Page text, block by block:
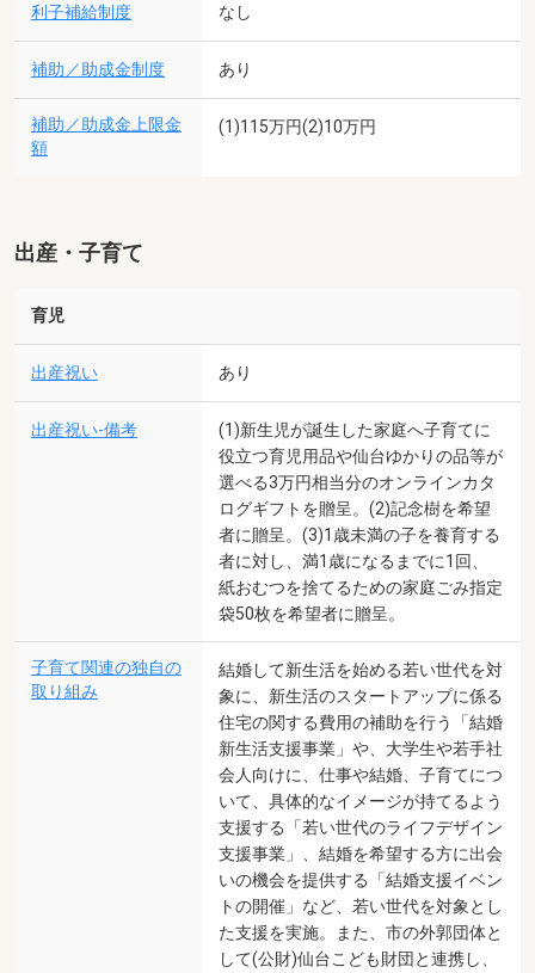
利子補給制度 なし
補助／助成金制度 あり
補助／助成金上限金
額
(1)115万円(2)10万円
出産・子育て
育児
出産祝い あり
出産祝い-備考
(1)新生児が誕生した家庭へ子育てに
役立つ育児用品や仙台ゆかりの品等が
選べる3万円相当分のオンラインカタ
ログギフトを贈呈。(2)記念樹を希望
者に贈呈。(3)1歳未満の子を養育する
者に対し、満1歳になるまでに1回、
紙おむつを捨てるための家庭ごみ指定
袋50枚を希望者に贈呈。
子育て関連の独自の
取り組み
結婚して新生活を始める若い世代を対
象に、新生活のスタートアップに係る
住宅の関する費用の補助を行う「結婚
新生活支援事業」や、大学生や若手社
会人向けに、仕事や結婚、子育てにつ
いて、具体的なイメージが持てるよう
支援する「若い世代のライフデザイン
支援事業」、結婚を希望する方に出会
いの機会を提供する「結婚支援イベン
トの開催」など、若い世代を対象とし
た支援を実施。また、市の外郭団体と
して(公財)仙台こども財団と連携し、